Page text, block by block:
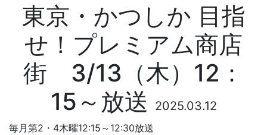
東京・かつしか 目指
せ！プレミアム商店
街 3/13（木）12：
15～放送
2025.03.12
毎月第2・4木曜12:15～12:30放送